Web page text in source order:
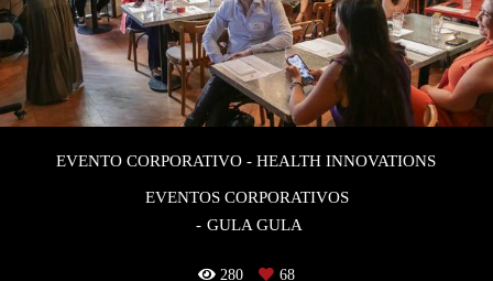
EVENTO CORPORATIVO - HEALTH INNOVATIONS
EVENTOS CORPORATIVOS
GULA GULA
280 68